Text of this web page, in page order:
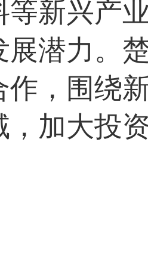
等新兴产
展潜力。
作，围绕
，加大投